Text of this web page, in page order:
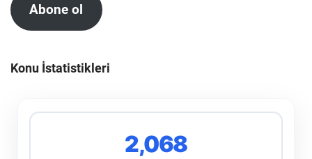
Abone ol
Konu İstatistikleri
2,068